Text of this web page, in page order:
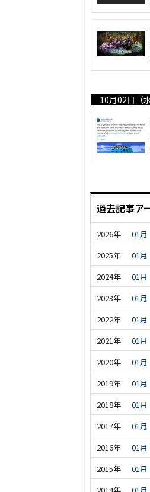
10月02日（水
過去記事ア
2026年 01月
2025年
01月
2024年
01月
2023年
01月
2022年
01月
2021年
01月
2020年
01月
2019年
01月
2018年
01月
2017年
01月
2016年
01月
2015年
01月